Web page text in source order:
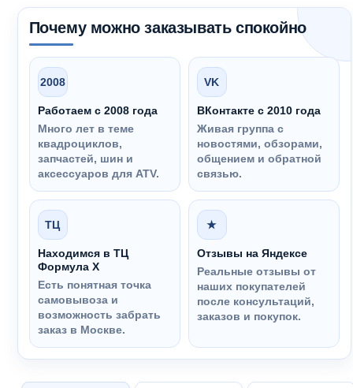
Почему можно заказывать спокойно
2008
Работаем с 2008 года
Много лет в теме
квадроциклов,
запчастей, шин и
аксессуаров для ATV.
VK
ВКонтакте с 2010 года
Живая группа с
новостями, обзорами,
общением и обратной
связью.
ТЦ
Находимся в ТЦ
Формула Х
Есть понятная точка
самовывоза и
возможность забрать
заказ в Москве.
★
Отзывы на Яндексе
Реальные отзывы от
наших покупателей
после консультаций,
заказов и покупок.